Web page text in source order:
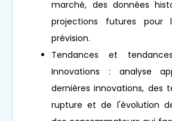
marché, des données
projections futures pour
prévision.
Tendances et
Innovations : analyse
dernières innovations, des
rupture et de l'évolution